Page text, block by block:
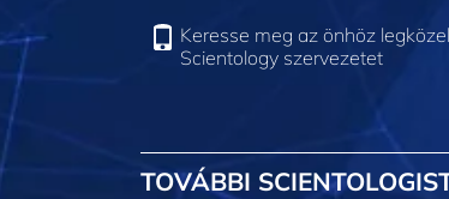
Keresse meg az önhöz
Scientology szervezetet
TOVÁBBI